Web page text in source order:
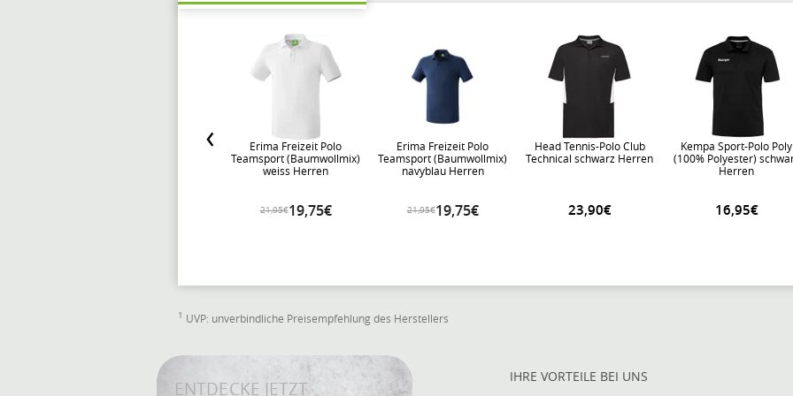
Erima Freizeit Polo
Teamsport (Baumwollmix)
weiss Herren
21,95€19,75€
Erima Freizeit Polo
Teamsport (Baumwollmix)
navyblau Herren
21,95€19,75€
Head Tennis-Polo Club
Technical schwarz Herren
23,90€
Kempa Sport-Polo Poly
(100% Polyester)
Herren
16,95€
1 UVP: unverbindliche Preisempfehlung des Herstellers
ENTDECKE JETZT
IHRE VORTEILE BEI UNS